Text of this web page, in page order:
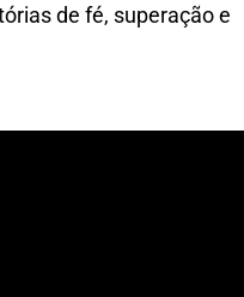
de fé, superação e